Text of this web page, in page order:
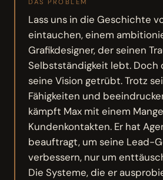
DAS PROBLEM
Lass uns in die Geschichte
eintauchen, einem
Grafikdesigner, der seinen
Selbstständigkeit lebt. Doch
seine Vision getrübt. Trotz
Fähigkeiten und
kämpft Max mit einem
Kundenkontakten. Er hat
beauftragt, um seine Lead-
verbessern, nur um
Die Systeme, die er